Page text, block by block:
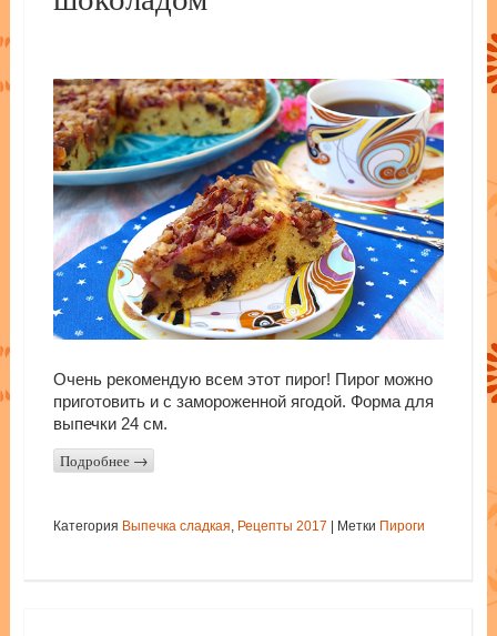
Очень рекомендую всем этот пирог! Пирог можно
приготовить и с замороженной ягодой. Форма для
выпечки 24 см.
Подробнее →
Категория Выпечка сладкая Рецепты 2017 Метки Пироги